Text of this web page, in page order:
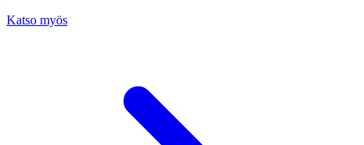
Katso myös